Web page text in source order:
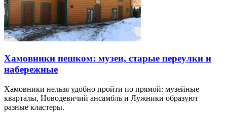
Хамовники пешком: музеи, старые переулки и
набережные
Хамовники нельзя удобно пройти по прямой: музейные
кварталы, Новодевичий ансамбль и Лужники образуют
разные кластеры.